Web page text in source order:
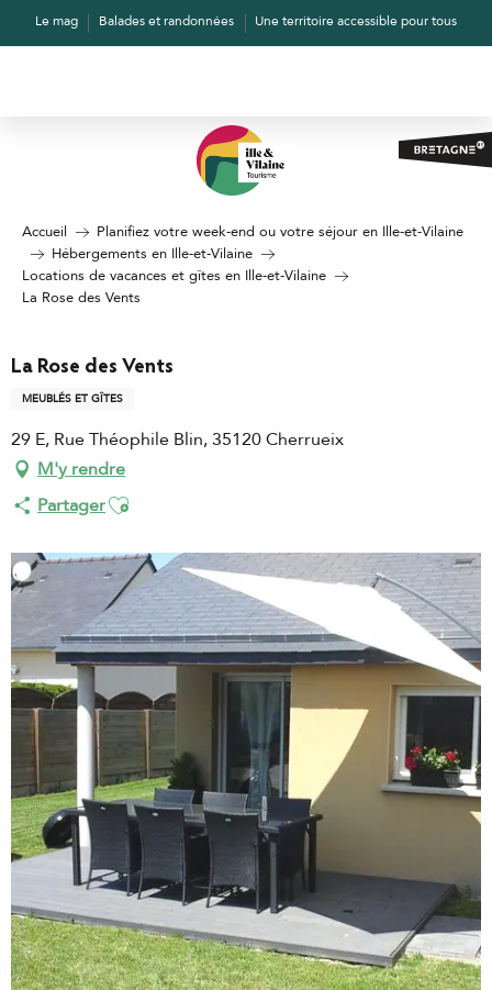
AllerLe mag Balades et randonnées Une territoire accessible pour tous
Accueil
Planifiez votre week-end ou votre séjour en Ille-et-Vilaine
Hébergements en Ille-et-Vilaine
Locations de vacances et gîtes en Ille-et-Vilaine
La Rose des Vents
La Rose des Vents
MEUBLÉS ET GÎTES
29 E, Rue Théophile Blin, 35120 Cherrueix
M'y rendre
PartagerAjouter aux favoris